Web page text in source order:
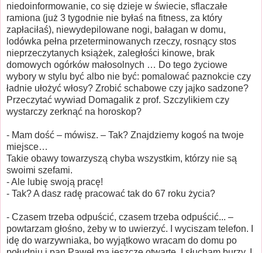
niedoinformowanie, co się dzieje w świecie, sflaczałe
ramiona (już 3 tygodnie nie byłaś na fitness, za który
zapłaciłaś), niewydepilowane nogi, bałagan w domu,
lodówka pełna przeterminowanych rzeczy, rosnący stos
nieprzeczytanych książek, zaległości kinowe, brak
domowych ogórków małosolnych … Do tego życiowe
wybory w stylu być albo nie być: pomalować paznokcie czy
ładnie ułożyć włosy? Zrobić schabowe czy jajko sadzone?
Przeczytać wywiad Domagalik z prof. Szczylikiem czy
wystarczy zerknąć na horoskop?
- Mam dość – mówisz. – Tak? Znajdziemy kogoś na twoje
miejsce…
Takie obawy towarzyszą chyba wszystkim, którzy nie są
swoimi szefami.
- Ale lubię swoją pracę!
- Tak? A dasz radę pracować tak do 67 roku życia?
- Czasem trzeba odpuścić, czasem trzeba odpuścić... –
powtarzam głośno, żeby w to uwierzyć. I wyciszam telefon. I
idę do warzywniaka, bo wyjątkowo wracam do domu po